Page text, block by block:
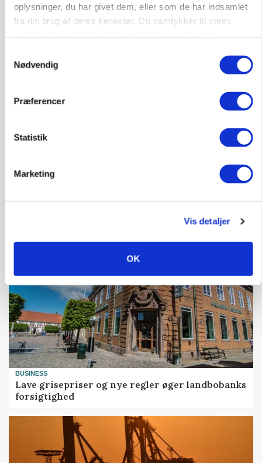
oplysninger, du har givet dem, eller som de har indsamlet
fra din brug af deres tjenester. Du samtykker til vores
Nødvendig
Præferencer
Statistik
Marketing
Vis detaljer
OK
blevet klogere. Det kunne vi alle lære af
på 3 procent
BUSINESS
Lave grisepriser og nye regler øger landbobanks
forsigtighed